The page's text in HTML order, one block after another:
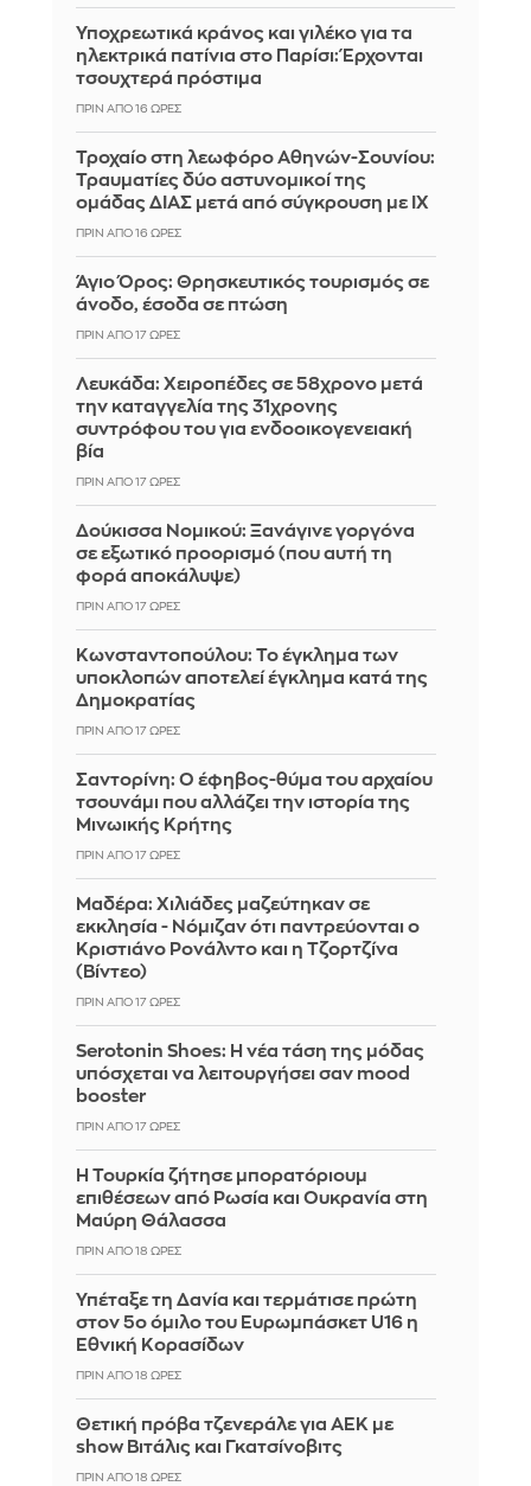
Υποχρεωτικά κράνος και γιλέκο για τα
ηλεκτρικά πατίνια στο Παρίσι: Έρχονται
τσουχτερά πρόστιμα
ΠΡΙΝ ΑΠΌ 16 ΏΡΕΣ
Τροχαίο στη λεωφόρο Αθηνών-Σουνίου:
Τραυματίες δύο αστυνομικοί της
ομάδας ΔΙΑΣ μετά από σύγκρουση με ΙΧ
ΠΡΙΝ ΑΠΌ 16 ΏΡΕΣ
Άγιο Όρος: Θρησκευτικός τουρισμός σε
άνοδο, έσοδα σε πτώση
ΠΡΙΝ ΑΠΌ 17 ΏΡΕΣ
Λευκάδα: Χειροπέδες σε 58χρονο μετά
την καταγγελία της 31χρονης
συντρόφου του για ενδοοικογενειακή
βία
ΠΡΙΝ ΑΠΌ 17 ΏΡΕΣ
Δούκισσα Νομικού: Ξανάγινε γοργόνα
σε εξωτικό προορισμό (που αυτή τη
φορά αποκάλυψε)
ΠΡΙΝ ΑΠΌ 17 ΏΡΕΣ
Κωνσταντοπούλου: Το έγκλημα των
υποκλοπών αποτελεί έγκλημα κατά της
Δημοκρατίας
ΠΡΙΝ ΑΠΌ 17 ΏΡΕΣ
Σαντορίνη: Ο έφηβος-θύμα του αρχαίου
τσουνάμι που αλλάζει την ιστορία της
Μινωικής Κρήτης
ΠΡΙΝ ΑΠΌ 17 ΏΡΕΣ
Μαδέρα: Χιλιάδες μαζεύτηκαν σε
εκκλησία - Νόμιζαν ότι παντρεύονται ο
Κριστιάνο Ρονάλντο και η Τζορτζίνα
(Βίντεο)
ΠΡΙΝ ΑΠΌ 17 ΏΡΕΣ
Serotonin Shoes: Η νέα τάση της μόδας
υπόσχεται να λειτουργήσει σαν mood
booster
ΠΡΙΝ ΑΠΌ 17 ΏΡΕΣ
Η Τουρκία ζήτησε μπορατόριουμ
επιθέσεων από Ρωσία και Ουκρανία στη
Μαύρη Θάλασσα
ΠΡΙΝ ΑΠΌ 18 ΏΡΕΣ
Υπέταξε τη Δανία και τερμάτισε πρώτη
στον 5ο όμιλο του Ευρωμπάσκετ U16 η
Εθνική Κορασίδων
ΠΡΙΝ ΑΠΌ 18 ΏΡΕΣ
Θετική πρόβα τζενεράλε για ΑΕΚ με
show Βιτάλις και Γκατσίνοβιτς
ΠΡΙΝ ΑΠΌ 18 ΏΡΕΣ